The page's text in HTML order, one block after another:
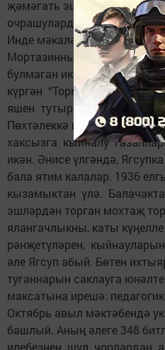
җәмәгать эшләре алып
очрашуларда катнаша.
Инде мәкаләмнең исеменә
Мортазинны үземнән ким
булмаган икән шул. Аның
күргән “Тормыш
яшен тутырган Я.
Пөхтәлеккә ирешкәнче
хаксызга кыйналу
икән. Әнисе үлгәндә,
бала ятим калалар. 1936
кызамыктан үлә.
эшләрдән торган мохтаҗ
ялангачлыкны, каты
рәнҗетүләрен,
әле Ягсуп абый. Бөтен
туганнарын саклауга
максатына ирешә:
Октябрь авыл мәктәбендә
башлый. Аның әлеге 348
илебезнең шул чорлардан